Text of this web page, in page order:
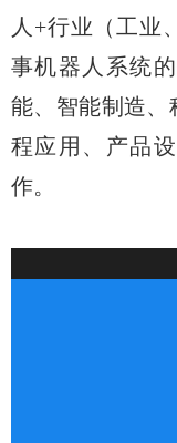
人 +行业（工业
事机器人系统
能、智能制造、
程应用、产品
作。